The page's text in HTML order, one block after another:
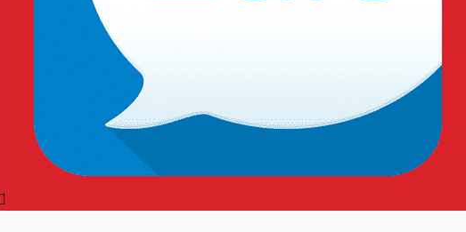
bụi.